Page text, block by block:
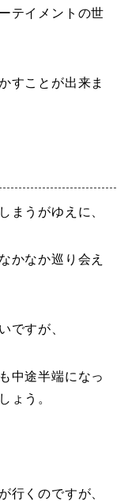
テイメントの世
すことが出来ま
まうがゆえに、
かなか巡り会え
ですが、
中途半端になっ
ょう。
行くのですが、